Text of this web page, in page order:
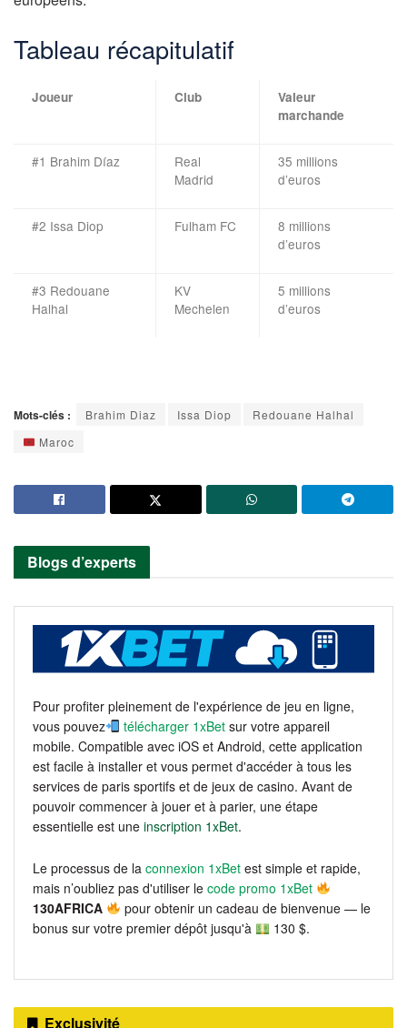
Tableau récapitulatif
Joueur Club
Valeur
marchande
#1 Brahim Díaz
Real
Madrid
35 millions
d’euros
#2 Issa Diop Fulham FC
8 millions
d’euros
#3 Redouane
Halhal
KV
Mechelen
5 millions
d’euros
Mots-clés : Brahim Diaz Issa Diop
Redouane Halhal
Maroc
Blogs d’experts
Pour profiter pleinement de l'expérience de jeu en ligne,
vous pouvez
télécharger 1xBet sur votre appareil
mobile. Compatible avec iOS et Android, cette application
est facile à installer et vous permet d'accéder à tous les
services de paris sportifs et de jeux de casino. Avant de
pouvoir commencer à jouer et à parier, une étape
essentielle est une inscription 1xBet.
Le processus de la connexion 1xBet est simple et rapide,
mais n’oubliez pas d'utiliser le code promo 1xBet
130AFRICA
pour obtenir un cadeau de bienvenue — le
bonus sur votre premier dépôt jusqu'à
130 $.
Exclusivité